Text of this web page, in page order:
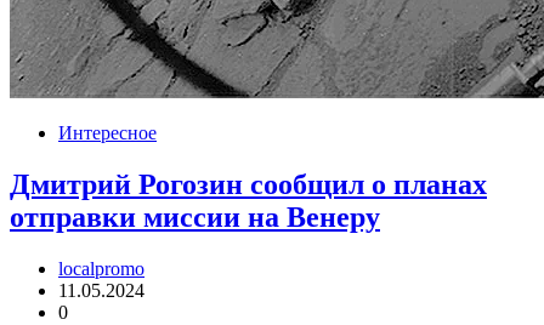
Интересное
Дмитрий Рогозин сообщил о планах
отправки миссии на Венеру
localpromo
11.05.2024
0